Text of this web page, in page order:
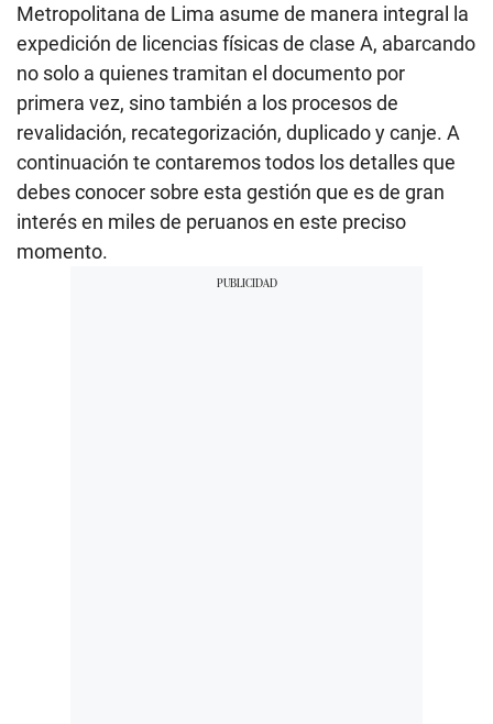
Metropolitana de Lima asume de manera integral la
expedición de licencias físicas de clase A, abarcando
no solo a quienes tramitan el documento por
primera vez, sino también a los procesos de
revalidación, recategorización, duplicado y canje. A
continuación te contaremos todos los detalles que
debes conocer sobre esta gestión que es de gran
interés en miles de peruanos en este preciso
momento.